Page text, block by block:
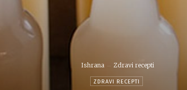
Ishrana Zdravi recepti
ZDRAVI RECEPTI